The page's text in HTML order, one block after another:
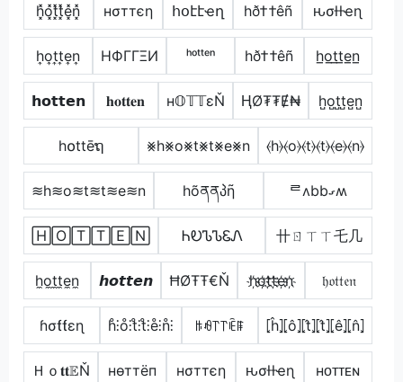
h͓̽o͓̽t͓̽t͓̽e͓̽n͓̽ нσттєη հօէէҽղ hð††êñ ԋσƚƚҽɳ
h͎o͎t͎t͎e͎n͎ HФΓΓΞИ ʰᵒᵗᵗᵉⁿ hð††êñ h̲o̲t̲t̲e̲n̲
𝗵𝗼𝘁𝘁𝗲𝗻 𝐡𝐨𝐭𝐭𝐞𝐧 н𝕆𝕋𝕋εŇ ⱧØ₮₮Ɇ₦ h̺o̺t̺t̺e̺n̺
h໐ttēຖ ⨳h⨳o⨳t⨳t⨳e⨳n ⦑h⦒⦑o⦒⦑t⦒⦑t⦒⦑e⦒⦑n⦒
≋h≋o≋t≋t≋e≋n hõནནპῆ ᄅʌbbގʍ
🄷🄾🅃🅃🄴🄽 ᏂᎧᏖᏖᏋᏁ 卄ㄖㄒㄒ乇几
h̼o̼t̼t̼e̼n̼ 𝙝𝙤𝙩𝙩𝙚𝙣 ĦØŦŦ€Ň h҉o҉t҉t҉e҉n҉ 𝔥𝔬𝔱𝔱𝔢𝔫
ɦσƭƭεɳ h̊⫶o̊⫶t̊⫶t̊⫶e̊⫶n̊⫶ ꑛꆂ꓅꓅ꍟꁹ ⦏ĥ⦎⦏ô⦎⦏t̂⦎⦏t̂⦎⦏ê⦎⦏n̂⦎
Ｈｏ𝐭𝐭𝔼Ň нѳттёп нσттєη ԋσƚƚҽɳ ʜᴏᴛᴛᴇɴ